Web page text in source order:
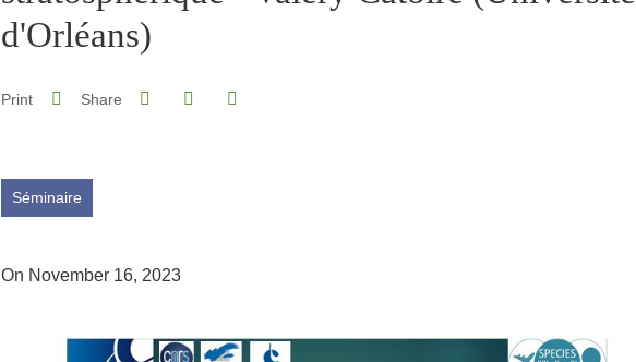
d'Orléans)
Print Share Share on Facebook
Share on LinkedIn
Séminaire
On November 16, 2023